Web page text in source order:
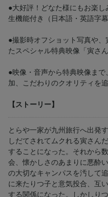
●大好評！どなた様にもお楽
生機能付き（日本語・英語字
●撮影時オフショット写真や
たスペシャル特典映像「寅さ
●映像・音声から特典映像ま
加、こだわりのクオリティを追
【ストーリー】
とらや一家が九州旅行へ出発
しだてされてムクれる寅さん
することになった。それから
会、懐かしさのあまりに悪酔
の大切なキャンパスを汚して
に来たりつ子と意気投合、互
する関係になった。しかしり